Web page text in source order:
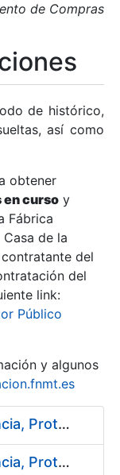
de Compras
de histórico,
así como
obtener
curso y
Fábrica
de la
del
del
link:
Público
y algunos
Servicio de Seguridad (Vigilancia, Protección y Control) en los centros de la FNMT-RCM en Burgos
Servicio de Seguridad (Vigilancia, Protección y Control) en los centros de la FNMT-RCM en Madrid